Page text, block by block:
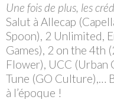
Une fois de plus, les
Salut à Allecap
Spoon), 2 Unlimited,
Games), 2 on the 4th
Flower), UCC (Urban
Tune (GO Culture),…
à l’époque !